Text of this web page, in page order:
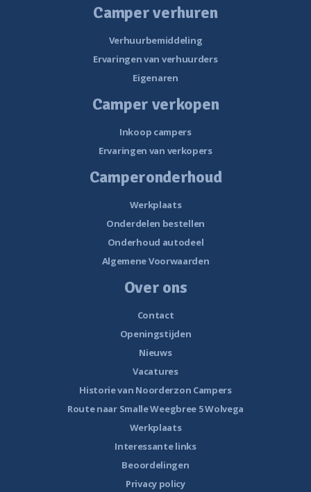
Camper verhuren
Verhuurbemiddeling
Ervaringen van verhuurders
Eigenaren
Camper verkopen
Inkoop campers
Ervaringen van verkopers
Camperonderhoud
Werkplaats
Onderdelen bestellen
Onderhoud autodeel
Algemene Voorwaarden
Over ons
Contact
Openingstijden
Nieuws
Vacatures
Historie van Noorderzon Campers
Route naar Smalle Weegbree 5 Wolvega
Werkplaats
Interessante links
Beoordelingen
Privacy policy